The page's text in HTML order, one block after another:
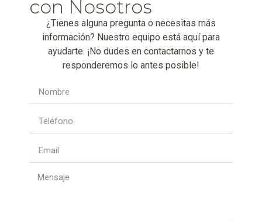
con Nosotros
¿Tienes alguna pregunta o necesitas más
información? Nuestro equipo está aquí para
ayudarte. ¡No dudes en contactarnos y te
responderemos lo antes posible!